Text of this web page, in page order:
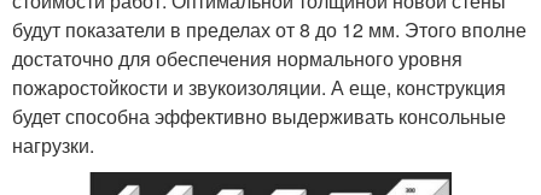
будут показатели в пределах от 8 до 12 мм. Этого вполне
достаточно для обеспечения нормального уровня
пожаростойкости и звукоизоляции. А еще, конструкция
будет способна эффективно выдерживать консольные
нагрузки.